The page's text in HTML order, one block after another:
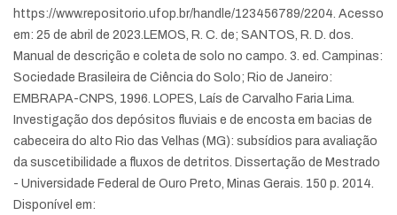
https://www.repositorio.ufop.br/handle/123456789/2204. Acesso
em: 25 de abril de 2023. LEMOS, R. C. de; SANTOS, R. D. dos.
Manual de descrição e coleta de solo no campo. 3. ed. Campinas:
Sociedade Brasileira de Ciência do Solo; Rio de Janeiro:
EMBRAPA-CNPS, 1996. LOPES, Laís de Carvalho Faria Lima.
Investigação dos depósitos fluviais e de encosta em bacias de
cabeceira do alto Rio das Velhas (MG): subsídios para avaliação
da suscetibilidade a fluxos de detritos. Dissertação de Mestrado
- Universidade Federal de Ouro Preto, Minas Gerais. 150 p. 2014.
Disponível em: